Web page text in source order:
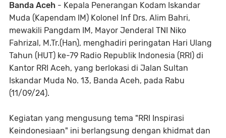
Banda Aceh - Kepala Penerangan Kodam Iskandar
Muda (Kapendam IM) Kolonel Inf Drs. Alim Bahri,
mewakili Pangdam IM, Mayor Jenderal TNI Niko
Fahrizal, M.Tr.(Han), menghadiri peringatan Hari Ulang
Tahun (HUT) ke-79 Radio Republik Indonesia (RRI) di
Kantor RRI Aceh, yang berlokasi di Jalan Sultan
Iskandar Muda No. 13, Banda Aceh, pada Rabu
(11/09/24).
Kegiatan yang mengusung tema "RRI Inspirasi
Keindonesiaan" ini berlangsung dengan khidmat dan